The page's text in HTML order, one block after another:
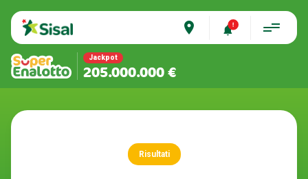
place
Jackpot
205.000.000 €
Risultati